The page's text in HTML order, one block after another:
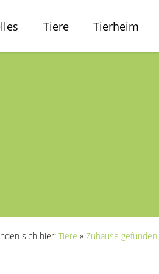
Tiere Tierheim
sich hier: Tiere » Zuhause gefunden